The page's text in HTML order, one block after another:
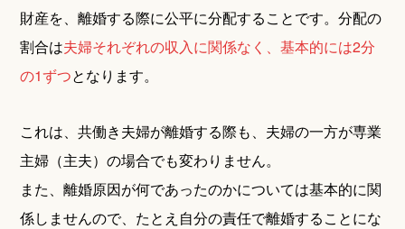
財産を、離婚する際に公平に分配することです。分配の
割合は夫婦それぞれの収入に関係なく、基本的には2分
の1ずつとなります。
これは、共働き夫婦が離婚する際も、夫婦の一方が専業
主婦（主夫）の場合でも変わりません。
また、離婚原因が何であったのかについては基本的に関
係しませんので、たとえ自分の責任で離婚することにな